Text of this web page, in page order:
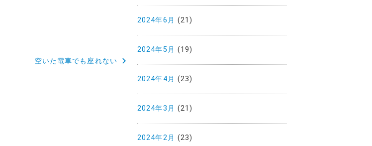
空いた電車でも座れない
2024年6月 (21)
2024年5月 (19)
2024年4月 (23)
2024年3月 (21)
2024年2月 (23)